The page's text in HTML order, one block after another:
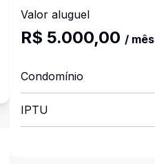
Valor aluguel
R$ 5.000,00 / mês
Condomínio
IPTU